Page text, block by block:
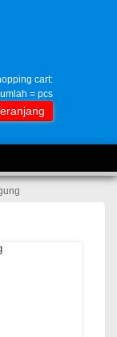
cart:
= pcs